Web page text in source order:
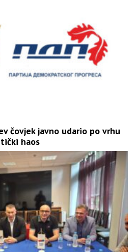
čovjek javno udario po vrhu
haos